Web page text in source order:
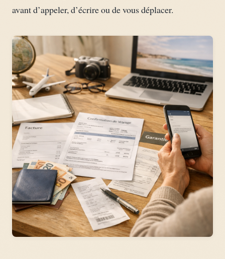
avant d’appeler, d’écrire ou de vous déplacer.